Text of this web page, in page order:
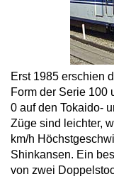
Erst 1985 erschien
Form der Serie 100
0 auf den Tokaido-
Züge sind leichter,
km/h
Shinkansen. Ein
von zwei